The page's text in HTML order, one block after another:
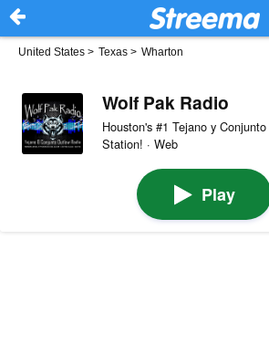
United States > Texas > Wharton
Wolf Pak Radio
Houston's #1 Tejano y
Station! · Web
Play